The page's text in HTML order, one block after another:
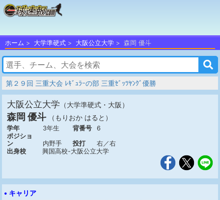
ホーム 大学準硬式 大阪公立大学 森岡 優斗
第２９回 三重大会 ﾚｷﾞｭﾗｰの部 三重ｾﾞｯﾂﾔﾝｸﾞ優勝
大阪公立大学 （大学準硬式・大阪）
森岡 優斗 （もりおか はると）
学年 3年生 背番号
6
ポジショ
ン
内野手 投打
右／右
出身校
興国高校-大阪公立大学
• キャリア